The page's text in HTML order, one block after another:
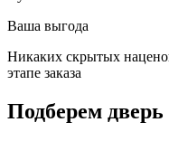
Ваша выгода
Никаких скрытых
этапе заказа
Подберем